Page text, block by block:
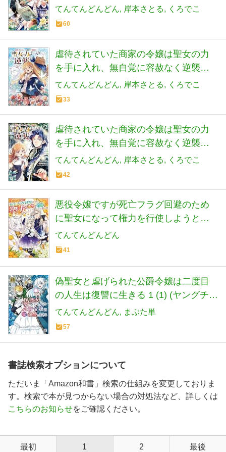
る(1): ヤングチャンピオン・コミックス
(ヤングチャンピオンコミックス)
てんてんどんどん 岸本さとる くろでこ
60
虐待されていた商家の令嬢は聖女の力
を手に入れ、無自覚に容赦なく逆襲す
る 3 (3) (ヤングチャンピオンコミック
ス)
てんてんどんどん 岸本さとる くろでこ
33
虐待されていた商家の令嬢は聖女の力
を手に入れ、無自覚に容赦なく逆襲す
る 2 (2) (ヤングチャンピオンコミック
ス)
てんてんどんどん 岸本さとる くろでこ
42
悪役令嬢ですが死亡フラグ回避のため
に聖女になって権力を行使しようと思
います (ベリーズファンタジー)
てんてんどんどん
41
偽聖女と虐げられた公爵令嬢は二度目
の人生は復讐に生きる 1 (1) (ヤングチャ
ンピオンコミックス)
てんてんどんどん まぶた単
57
書誌検索オプションについて
ただいま「Amazon和書」検索の仕組みを変更しておりま
す。検索で本が見つからない場合の対処法など、詳しくは
こちらのお知らせをご確認ください。
最初 1 2 最後